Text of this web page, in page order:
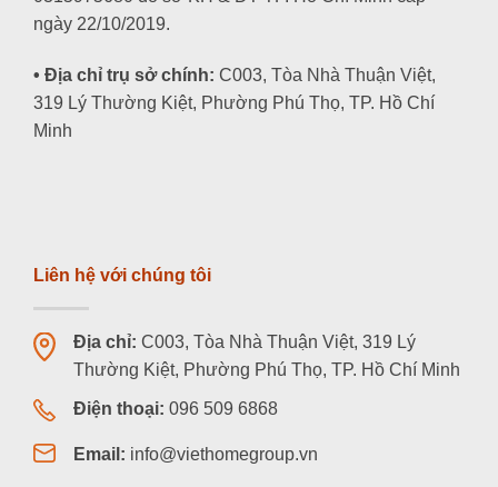
ngày 22/10/2019.
• Địa chỉ trụ sở chính: C003, Tòa Nhà Thuận Việt,
319 Lý Thường Kiệt, Phường Phú Thọ, TP. Hồ Chí
Minh
Liên hệ với chúng tôi
Địa chỉ: C003, Tòa Nhà Thuận Việt, 319 Lý
Thường Kiệt, Phường Phú Thọ, TP. Hồ Chí Minh
Điện thoại: 096 509 6868
Email: info@viethomegroup.vn